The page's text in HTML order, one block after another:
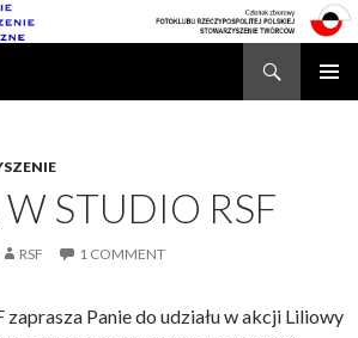
STUDIO RSF
RSF 1 COMMENT
zaprasza Panie do udziału w akcji Liliowy